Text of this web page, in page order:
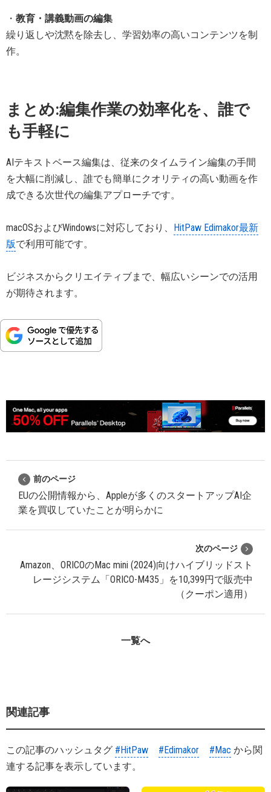
・ 教育・講義動画の編集
繰り返しや沈黙を除去し、学習効率の高いコンテンツを制
作。
まとめ:編集作業の効率化を、誰で
も手軽に
AIテキストベース編集は、従来のタイムライン編集の手間
を大幅に削減し、誰でも簡単にクオリティの高い動画を作
成できる次世代の編集アプローチです。
macOSおよびWindowsに対応しており、 HitPaw Edimakor最新
版で利用可能です。
ビジネスからクリエイティブまで、幅広いシーンでの活用
が期待されます。
前のページ
EUの公開情報から、Appleが多くのスタートアップAI企
業を買収していたことが明らかに
次のページ
Amazon、ORICOのMac mini (2024)向けハイブリッドスト
レージシステム「ORICO-M435」を10,399円で販売中
（クーポン適用）
一覧へ
関連記事
この記事のハッシュタグ #HitPaw #Edimakor #Mac から関
連する記事を表示しています。